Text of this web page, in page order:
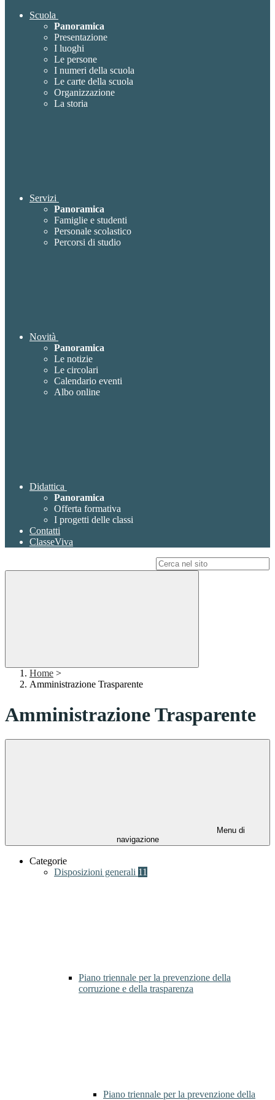
Scuola
Panoramica
Presentazione
I luoghi
Le persone
I numeri della scuola
Le carte della scuola
Organizzazione
La storia
Servizi
Panoramica
Famiglie e studenti
Personale scolastico
Percorsi di studio
Novità
Panoramica
Le notizie
Le circolari
Calendario eventi
Albo online
Didattica
Panoramica
Offerta formativa
I progetti delle classi
Contatti
ClasseViva
Home >
Amministrazione Trasparente
Amministrazione Trasparente
Menu di
navigazione
Categorie
Disposizioni generali 11
Piano triennale per la prevenzione della
corruzione e della trasparenza
Piano triennale per la prevenzione della